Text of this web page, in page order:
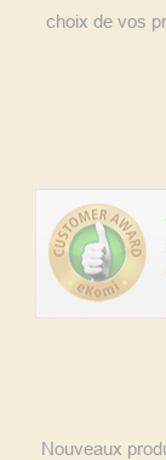
choix de vos
Nouveaux